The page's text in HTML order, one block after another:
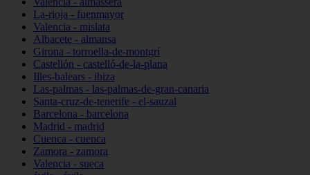
La-rioja - fuenmayor
Valencia - mislata
Albacete - almansa
Girona - torroella-de-montgrí
Castellón - castelló-de-la-plana
Illes-balears - ibiza
Las-palmas - las-palmas-de-gran-canaria
Santa-cruz-de-tenerife - el-sauzal
Barcelona - barcelona
Madrid - madrid
Cuenca - cuenca
Zamora - zamora
Valencia - sueca